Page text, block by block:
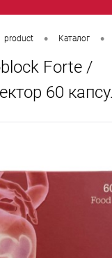
product • Каталог •
Forte /
60